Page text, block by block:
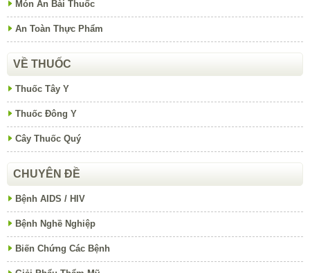
Món Ăn Bài Thuốc
An Toàn Thực Phẩm
VỀ THUỐC
Thuốc Tây Y
Thuốc Đông Y
Cây Thuốc Quý
CHUYÊN ĐỀ
Bệnh AIDS / HIV
Bệnh Nghề Nghiệp
Biến Chứng Các Bệnh